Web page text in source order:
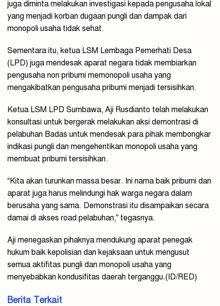
juga diminta melakukan investigasi kepada pengusaha lokal
yang menjadi korban dugaan pungli dan dampak dari
monopoli usaha tidak sehat.
Sementara itu, ketua LSM Lembaga Pemerhati Desa
(LPD) juga mendesak aparat negara tidak membiarkan
pengusaha non pribumi memonopoli usaha yang
mengakibatkan pengusaha pribumi menjadi tersisihkan.
Ketua LSM LPD Sumbawa, Aji Rusdianto telah melakukan
konsultasi untuk bergerak melakukan aksi demontrasi di
pelabuhan Badas untuk mendesak para pihak membongkar
indikasi pungli dan mengehentikan monopoli usaha yang
membuat pribumi tersisihkan.
“Kita akan turunkan massa besar. Ini nama baik pribumi dan
aparat juga harus melindungi hak warga negara dalam
berusaha yang sama. Demonstrasi itu disampaikan secara
damai di akses road pelabuhan,” tegasnya.
Aji menegaskan pihaknya mendukung aparat penegak
hukum baik kepolisian dan kejaksaan untuk mengusut
semua aktifitas pungli dan monopoli usaha yang
menyebabkan kondusifitas daerah terganggu.(ID/RED)
Berita Terkait